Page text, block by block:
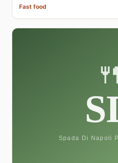
Fast food